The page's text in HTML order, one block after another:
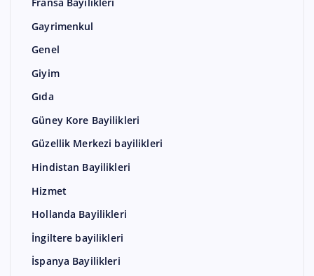
Gayrimenkul
Genel
Giyim
Gıda
Güney Kore Bayilikleri
Güzellik Merkezi bayilikleri
Hindistan Bayilikleri
Hizmet
Hollanda Bayilikleri
İngiltere bayilikleri
İspanya Bayilikleri